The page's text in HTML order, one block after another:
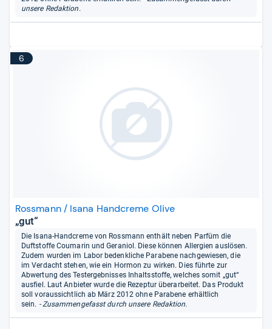
unsere Redaktion.
6
Rossmann / Isana Handcreme Olive
„gut“
Die Isana-Handcreme von Rossmann enthält neben Parfüm die
Duftstoffe Coumarin und Geraniol. Diese können Allergien auslösen.
Zudem wurden im Labor bedenkliche Parabene nachgewiesen, die
im Verdacht stehen, wie ein Hormon zu wirken. Dies führte zur
Abwertung des Testergebnisses Inhaltsstoffe, welches somit „gut“
ausfiel. Laut Anbieter wurde die Rezeptur überarbeitet. Das Produkt
soll voraussichtlich ab März 2012 ohne Parabene erhältlich
sein. - Zusammengefasst durch unsere Redaktion.